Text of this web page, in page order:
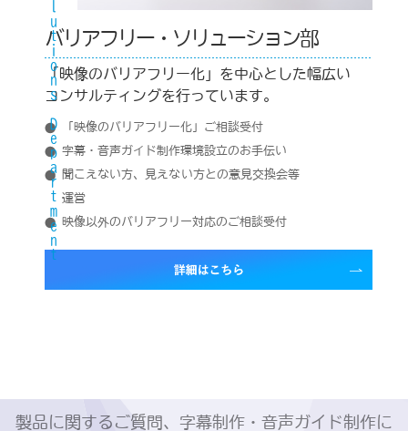
バリアフリー・ソリューション部
「映像のバリアフリー化」を中心とした幅広い
コンサルティングを行っています。
「映像のバリアフリー化」ご相談受付
字幕・音声ガイド制作環境設立のお手伝い
聞こえない方、見えない方との意見交換会等
運営
映像以外のバリアフリー対応のご相談受付
製品に関するご質問、字幕制作・音声ガイド制作に